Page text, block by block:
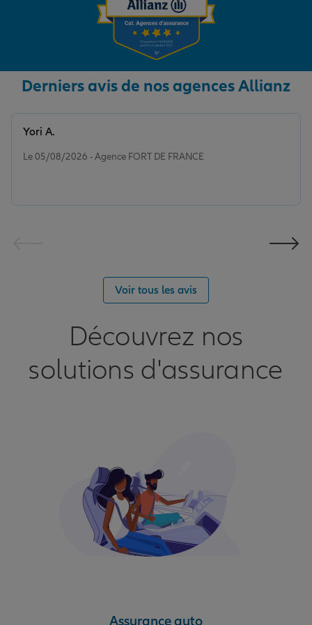
Derniers avis de nos agences Allianz
Le 05/08/2026 - Agence FORT DE FRANCE
Yori A.
Voir tous les avis
Découvrez nos
solutions d'assurance